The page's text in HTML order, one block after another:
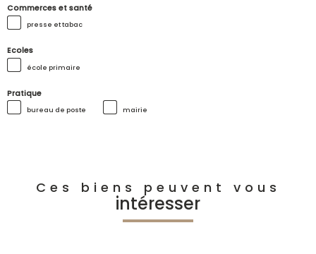
Commerces et santé
presse et tabac
Ecoles
école primaire
Pratique
bureau de poste mairie
Ces biens peuvent vous
intéresser